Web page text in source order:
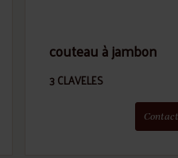
couteau à jambon
3 CLAVELES